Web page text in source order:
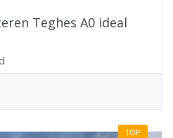
Teghes A0 ideal
TOP